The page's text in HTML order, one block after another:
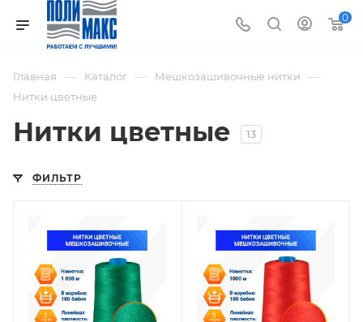
0
Главная — Каталог — Мешкозашивочные нитки —
Нитки цветные
Нитки цветные 13
ФИЛЬТР